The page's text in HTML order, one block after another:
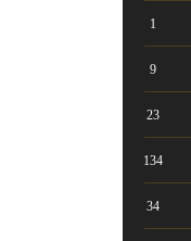
1
9
23
134
34